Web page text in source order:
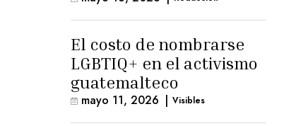
Latinoamérica
El costo de nombrarse
LGBTIQ+ en el activismo
guatemalteco
mayo 11, 2026 | Visibles